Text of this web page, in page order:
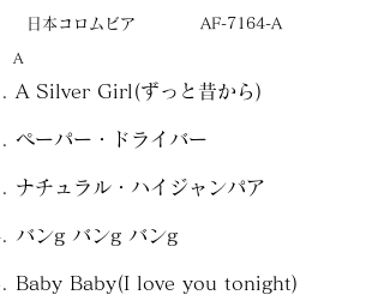
日本コロムビア AF-7164-A
A
A Silver Girl(ずっと昔から)
ペーパー・ドライバー
ナチュラル・ハイジャンパア
バンg バンg バンg
Baby Baby(I love you tonight)